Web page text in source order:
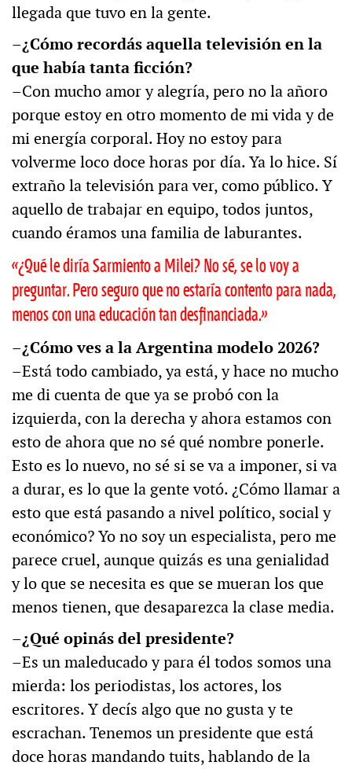
llegada que tuvo en la gente.
–¿Cómo recordás aquella televisión en la
que había tanta ficción?
–Con mucho amor y alegría, pero no la añoro
porque estoy en otro momento de mi vida y de
mi energía corporal. Hoy no estoy para
volverme loco doce horas por día. Ya lo hice. Sí
extraño la televisión para ver, como público. Y
aquello de trabajar en equipo, todos juntos,
cuando éramos una familia de laburantes.
«¿Qué le diría Sarmiento a Milei? No sé, se lo voy a
preguntar. Pero seguro que no estaría contento para nada,
menos con una educación tan desfinanciada.»
–¿Cómo ves a la Argentina modelo 2026?
–Está todo cambiado, ya está, y hace no mucho
me di cuenta de que ya se probó con la
izquierda, con la derecha y ahora estamos con
esto de ahora que no sé qué nombre ponerle.
Esto es lo nuevo, no sé si se va a imponer, si va
a durar, es lo que la gente votó. ¿Cómo llamar a
esto que está pasando a nivel político, social y
económico? Yo no soy un especialista, pero me
parece cruel, aunque quizás es una genialidad
y lo que se necesita es que se mueran los que
menos tienen, que desaparezca la clase media.
–¿Qué opinás del presidente?
–Es un maleducado y para él todos somos una
mierda: los periodistas, los actores, los
escritores. Y decís algo que no gusta y te
escrachan. Tenemos un presidente que está
doce horas mandando tuits, hablando de la